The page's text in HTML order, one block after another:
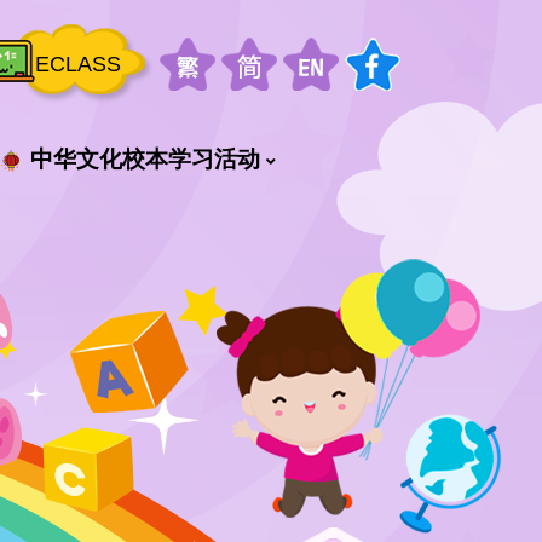
ECLASS
中华文化校本学习活动